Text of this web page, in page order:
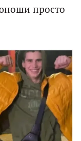
просто